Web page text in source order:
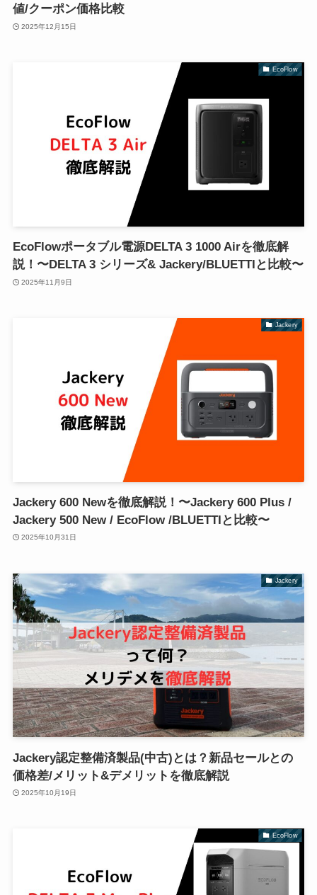
値/クーポン価格比較
2025年12月15日
EcoFlow
EcoFlowポータブル電源DELTA 3 1000 Airを徹底解
説！〜DELTA 3 シリーズ& Jackery/BLUETTIと比較〜
2025年11月9日
Jackery
Jackery 600 Newを徹底解説！〜Jackery 600 Plus /
Jackery 500 New / EcoFlow /BLUETTIと比較〜
2025年10月31日
Jackery
Jackery認定整備済製品(中古)とは？新品セールとの
価格差/メリット&デメリットを徹底解説
2025年10月19日
EcoFlow